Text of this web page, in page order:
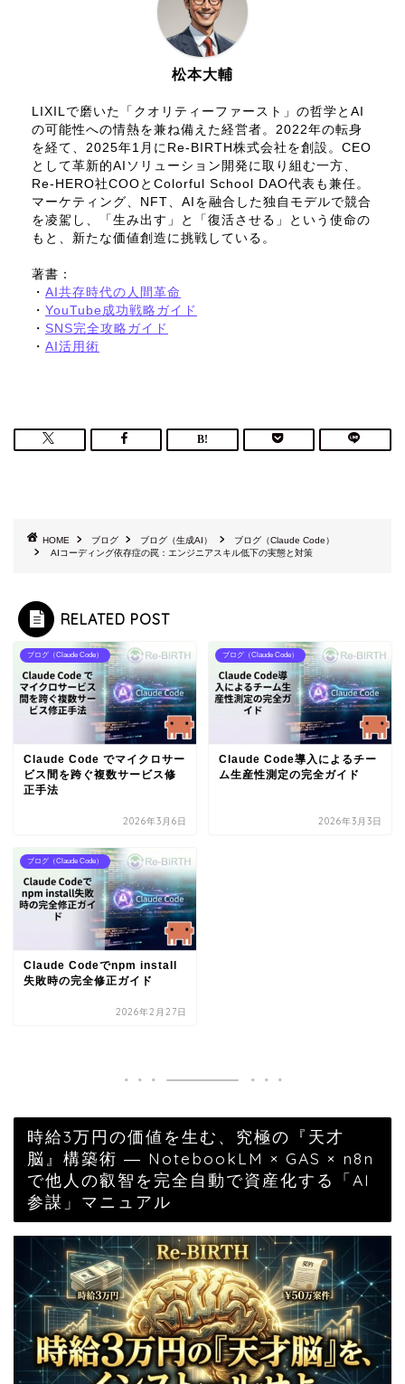
松本大輔
LIXILで磨いた「クオリティーファースト」の哲学とAI
の可能性への情熱を兼ね備えた経営者。2022年の転身
を経て、2025年1月にRe-BIRTH株式会社を創設。CEO
として革新的AIソリューション開発に取り組む一方、
Re-HERO社COOとColorful School DAO代表も兼任。
マーケティング、NFT、AIを融合した独自モデルで競合
を凌駕し、「生み出す」と「復活させる」という使命の
もと、新たな価値創造に挑戦している。
著書：
・ AI共存時代の人間革命
・ YouTube成功戦略ガイド
・ SNS完全攻略ガイド
・ AI活用術
HOME ブログ ブログ（生成AI）
ブログ（Claude Code）
AIコーディング依存症の罠：エンジニアスキル低下の実態と対策
RELATED POST
ブログ（Claude Code）
Claude Code でマイクロサー
ビス間を跨ぐ複数サービス修
正手法
2026年3月6日
ブログ（Claude Code）
Claude Code導入によるチー
ム生産性測定の完全ガイド
2026年3月3日
ブログ（Claude Code）
Claude Codeでnpm install
失敗時の完全修正ガイド
2026年2月27日
時給3万円の価値を生む、究極の『天才
脳』構築術 ― NotebookLM × GAS × n8n
で他人の叡智を完全自動で資産化する「AI
参謀」マニュアル